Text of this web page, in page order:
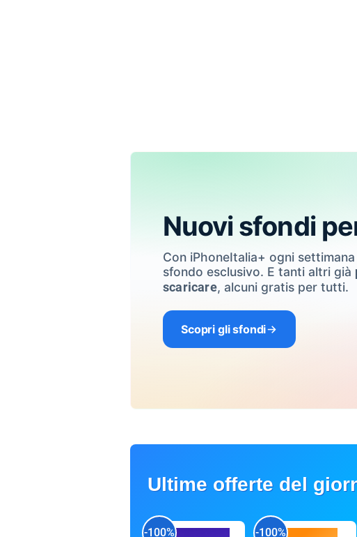
Nuovi sfondi
Con iPhoneItalia+ ogni
sfondo esclusivo. E tanti altri già
scaricare, alcuni gratis per tutti.
Scopri gli sfondi
Ultime offerte del
-100% -100%